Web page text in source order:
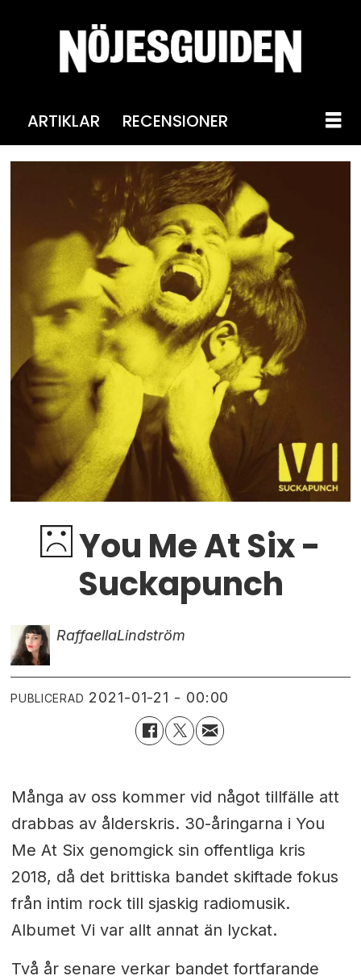
ARTIKLAR RECENSIONER
You Me At Six -
Suckapunch
RaffaellaLindström
PUBLICERAD 2021-01-21 - 00:00
Många av oss kommer vid något tillfälle att
drabbas av ålderskris. 30-åringarna i You
Me At Six genomgick sin offentliga kris
2018, då det brittiska bandet skiftade fokus
från intim rock till sjaskig radiomusik.
Albumet Vi var allt annat än lyckat.
Två år senare verkar bandet fortfarande